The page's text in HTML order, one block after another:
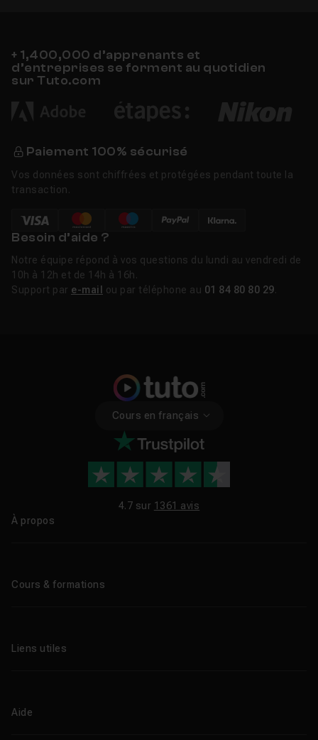
+ 1,400,000 d’apprenants et
d’entreprises se forment au quotidien
sur Tuto.com
Paiement 100% sécurisé
Vos données sont chiffrées et protégées pendant toute la
transaction.
Besoin d’aide ?
Notre équipe répond à vos questions du lundi au vendredi de
10h à 12h et de 14h à 16h.
Support par e-mail ou par téléphone au 01 84 80 80 29
Cours en français
4.7 sur 1361 avis
À propos
Cours & formations
Formations certifiantes
Promos
Liens utiles
Centres de formation
Aide